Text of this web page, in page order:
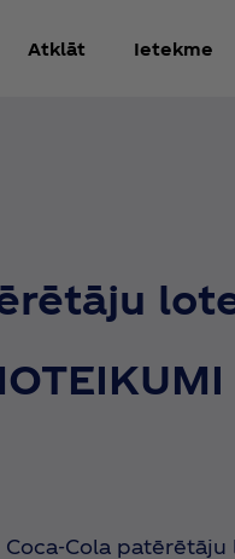
Atklāt Ietekme
Coca‑Cola